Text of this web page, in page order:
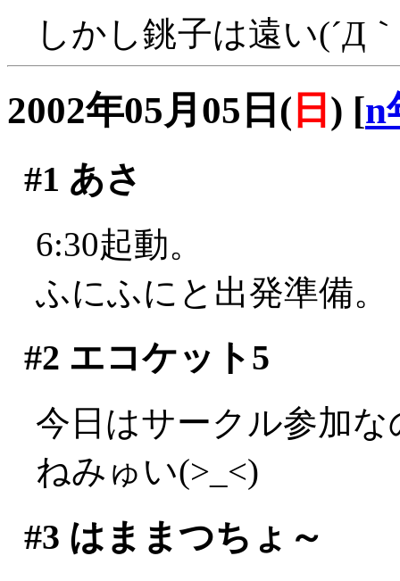
しかし銚子は遠い(´Д
2002年05月05日( 日 ) [n
#1 あさ
6:30起動。
ふにふにと出発準備。
#2 エコケット5
今日はサークル参加
ねみゅい(>_<)
#3 はままつちょ～